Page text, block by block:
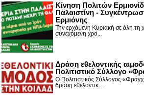
Κίνηση Πολιτών
Παλαιστίνη -
Ερμιόνης
Την ερχόμενη Κυριακή σε όλη τη
συνεχόμενη χρο...
Δράση εθελοντικής
Πολιτιστικό Σύλλογο
Ο Πολιτιστικός Σύλλογος
δράση εθελοντικ...